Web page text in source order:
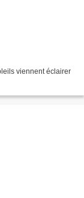
viennent éclairer